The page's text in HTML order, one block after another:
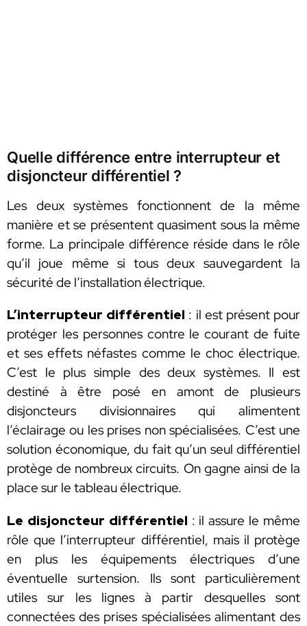
Quelle différence entre interrupteur et
disjoncteur différentiel ?
Les deux systèmes fonctionnent de la même
manière et se présentent quasiment sous la même
forme. La principale différence réside dans le rôle
qu’il joue même si tous deux sauvegardent la
sécurité de l’installation électrique.
L’interrupteur différentiel : il est présent pour
protéger les personnes contre le courant de fuite
et ses effets néfastes comme le choc électrique.
C’est le plus simple des deux systèmes. Il est
destiné à être posé en amont de plusieurs
disjoncteurs divisionnaires qui alimentent
l’éclairage ou les prises non spécialisées. C’est une
solution économique, du fait qu’un seul différentiel
protège de nombreux circuits. On gagne ainsi de la
place sur le tableau électrique.
Le disjoncteur différentiel : il assure le même
rôle que l’interrupteur différentiel, mais il protège
en plus les équipements électriques d’une
éventuelle surtension. Ils sont particulièrement
utiles sur les lignes à partir desquelles sont
connectées des prises spécialisées alimentant des